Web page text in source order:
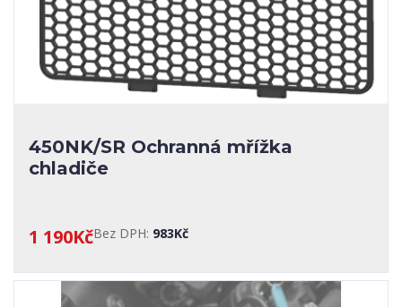
450NK/SR Ochranná mřížka
chladiče
1 190KčBez DPH: 983Kč